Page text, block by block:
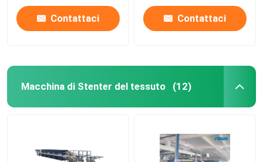
Contattaci Contattaci
Macchina di Stenter del tessuto (12)